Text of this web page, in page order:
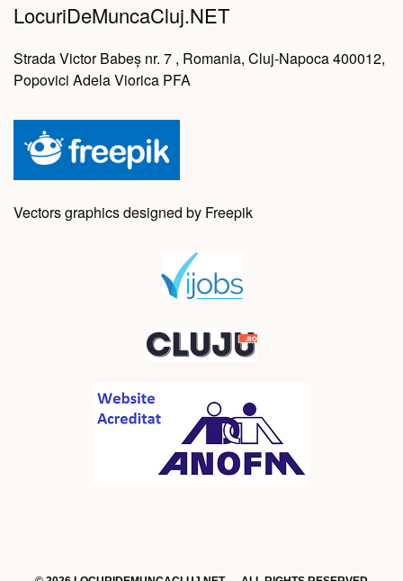
LocuriDeMuncaCluj.NET
Strada Victor Babeș nr. 7 , Romania, Cluj-Napoca 400012,
Popovici Adela Viorica PFA
Vectors graphics designed by Freepik